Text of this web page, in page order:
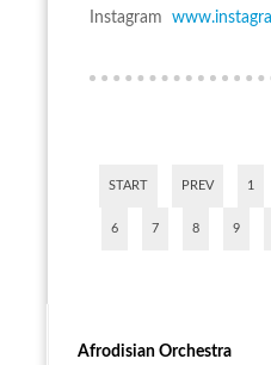
Instagram
START PREV 1
6 7 8 9
Afrodisian Orchestra